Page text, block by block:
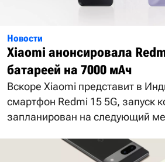
Новости
Xiaomi анонсировала
батареей на 7000 мАч
Вскоре Xiaomi представит в
смартфон Redmi 15 5G, запуск
запланирован на следующий